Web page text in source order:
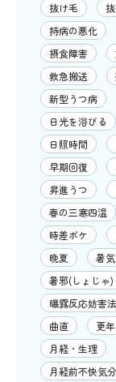
抜け毛
持病の悪化
摂食障害
救急搬送
新型うつ病
日光を浴びる
日照時間
早期回復
昇進うつ
春の三寒四温
時差ボケ
晩夏
暑気
暑邪(しょじゃ)
曝露反応妨害法
曲直
更
月経・生理
月経前不快気